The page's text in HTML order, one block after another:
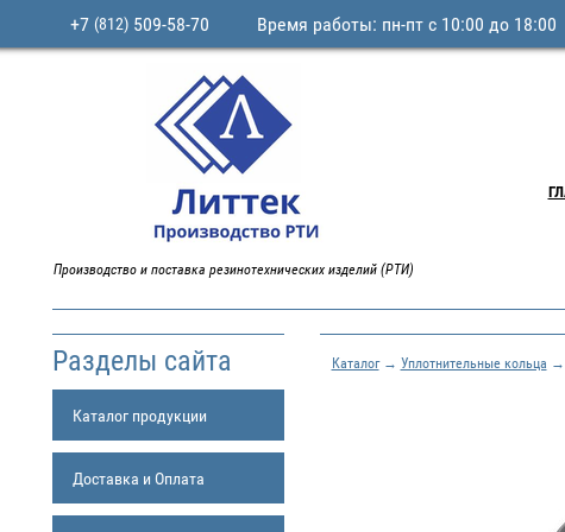
+7 (812)509-58-70 Время работы: пн-пт с 10:00 до 18:00
Производство и поставка резинотехнических изделий (РТИ)
Разделы сайта
Каталог продукции
Доставка и Оплата
Каталог→ Уплотнительные кольца →